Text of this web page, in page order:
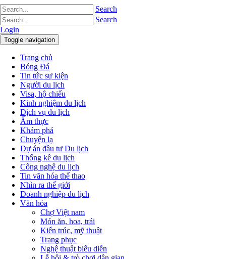
Search
Search
Login
Toggle navigation
Trang chủ
Bóng Đá
Tin tức sự kiện
Người du lịch
Visa, hộ chiếu
Kinh nghiệm du lịch
Dịch vụ du lịch
Ẩm thực
Khám phá
Chuyện lạ
Dự án đầu tư Du lịch
Thống kê du lịch
Công nghệ du lịch
Tin văn hóa thể thao
Nhìn ra thế giới
Doanh nghiệp du lịch
Văn hóa
Chợ Việt nam
Món ăn, hoa, trái
Kiến trúc, mỹ thuật
Trang phục
Nghệ thuật biểu diễn